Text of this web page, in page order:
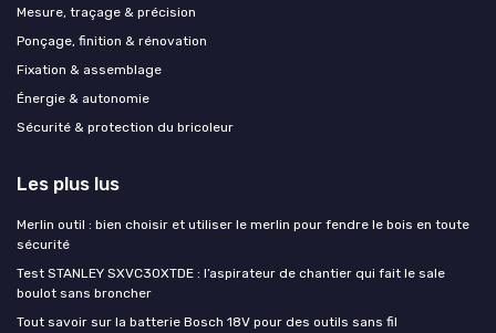
Mesure, traçage & précision
Ponçage, finition & rénovation
Fixation & assemblage
Énergie & autonomie
Sécurité & protection du bricoleur
Les plus lus
Merlin outil : bien choisir et utiliser le merlin pour fendre le bois en toute
sécurité
Test STANLEY SXVC30XTDE : l’aspirateur de chantier qui fait le sale
boulot sans broncher
Tout savoir sur la batterie Bosch 18V pour des outils sans fil